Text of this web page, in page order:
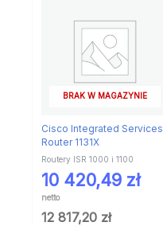
BRAK W MAGAZYNIE
Cisco Integrated Services
Router 1131X
Routery ISR 1000 i 1100
10 420,49 zł
netto
12 817,20 zł